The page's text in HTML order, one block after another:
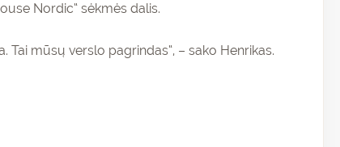
Nordic“ sėkmės dalis.
mūsų verslo pagrindas“, – sako Henrikas.